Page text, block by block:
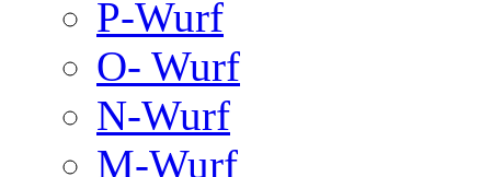
P-Wurf
O- Wurf
N-Wurf
M-Wurf